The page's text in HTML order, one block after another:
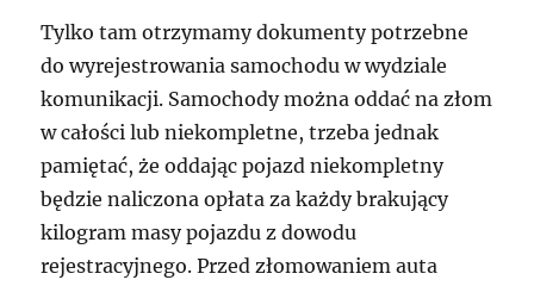
Tylko tam otrzymamy dokumenty potrzebne
do wyrejestrowania samochodu w wydziale
komunikacji. Samochody można oddać na złom
w całości lub niekompletne, trzeba jednak
pamiętać, że oddając pojazd niekompletny
będzie naliczona opłata za każdy brakujący
kilogram masy pojazdu z dowodu
rejestracyjnego. Przed złomowaniem auta